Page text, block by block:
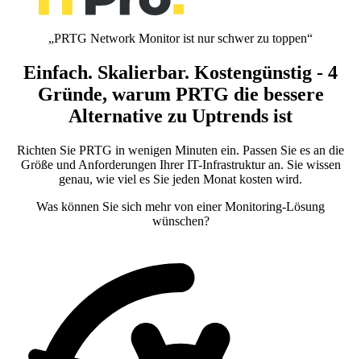
„PRTG Network Monitor ist nur schwer zu toppen“
Einfach. Skalierbar. Kostengünstig - 4
Gründe, warum PRTG die bessere
Alternative zu Uptrends ist
Richten Sie PRTG in wenigen Minuten ein. Passen Sie es an die
Größe und Anforderungen Ihrer IT-Infrastruktur an. Sie wissen
genau, wie viel es Sie jeden Monat kosten wird.
Was können Sie sich mehr von einer Monitoring-Lösung
wünschen?